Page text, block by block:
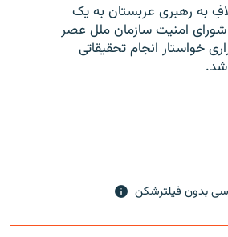
به رهبری عربستان به یک
امنیت سازمان ملل عصر
خواستار انجام تحقیقاتی
شد.
بدون فیلترشکن